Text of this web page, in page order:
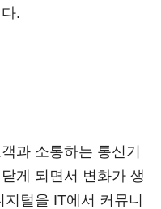
.
과 소통하는 통신기
게 되면서 변화가 생
털을 IT에서 커뮤니